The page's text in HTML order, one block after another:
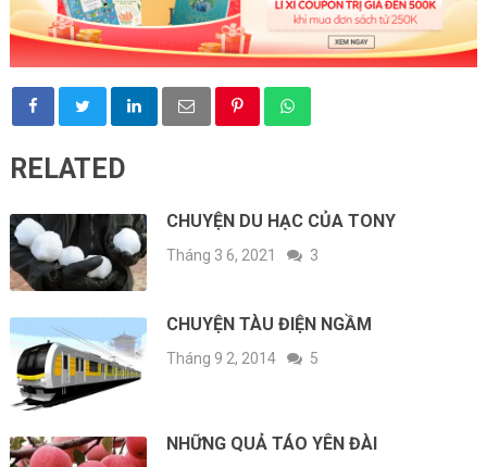
RELATED
CHUYỆN DU HẠC CỦA TONY
Tháng 3 6, 2021 3
CHUYỆN TÀU ĐIỆN NGẦM
Tháng 9 2, 2014 5
NHỮNG QUẢ TÁO YÊN ĐÀI